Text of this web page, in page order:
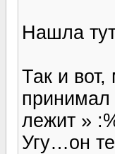
Нашла
Так и
принимал
лежит »
Угу…он